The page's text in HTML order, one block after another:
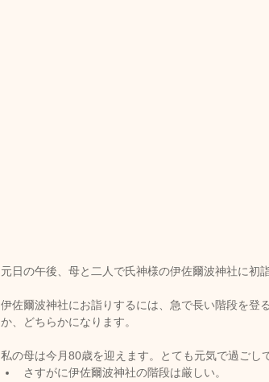
元日の午後、母と二人で氏神様の伊佐爾波神社に初
伊佐爾波神社にお詣りするには、急で長い階段を登
か、どちらかになります。
私の母は今月80歳を迎えます。とても元気で過ごし
さすがに伊佐爾波神社の階段は厳しい。